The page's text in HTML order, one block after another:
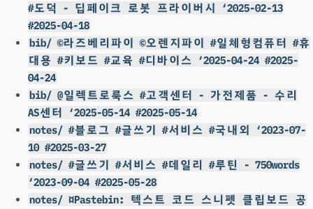
#도덕 - 딥페이크 로봇 프라이버시 ‘2025-02-13
#2025-04-18
bib/ ©라즈베리파이 ©오렌지파이 #일체형컴퓨터 #휴
대용 #키보드 #교육 #디바이스 ‘2025-04-24 #2025-
04-24
bib/ @일렉트로룩스 #고객센터 - 가전제품 - 수리
AS센터 ‘2025-05-14 #2025-05-14
notes/ #블로그 #글쓰기 #서비스 #국내외 ‘2023-07-
10 #2025-03-27
notes/ #글쓰기 #서비스 #데일리 #루틴 - 750words
‘2023-09-04 #2025-05-28
notes/ ¤Pastebin: 텍스트 코드 스니펫 클립보드 공